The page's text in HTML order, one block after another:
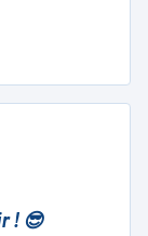
! 😎